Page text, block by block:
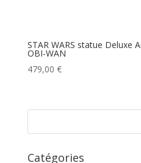
STAR WARS statue Deluxe
OBI-WAN
479,00 €
Catégories